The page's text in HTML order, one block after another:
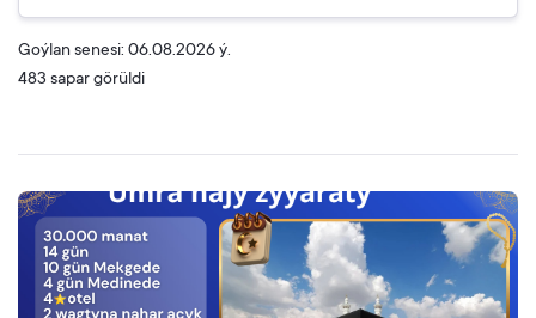
Goýlan senesi: 06.08.2026 ý.
483 sapar görüldi